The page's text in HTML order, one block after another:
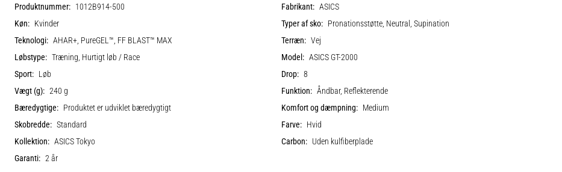
Produktnummer: 1012B914-500 Fabrikant: ASICS
Køn: Kvinder Typer af sko: Pronationsstøtte, Neutral, Supination
Teknologi: AHAR+, PureGEL™, FF BLAST™ MAX Terræn: Vej
Løbstype: Træning, Hurtigt løb / Race Model: ASICS GT-2000
Sport: Løb Drop: 8
Vægt (g): 240 g Funktion: Åndbar, Reflekterende
Bæredygtige: Produktet er udviklet bæredygtigt Komfort og dæmpning: Medium
Skobredde: Standard Farve: Hvid
Kollektion: ASICS Tokyo Carbon: Uden kulfiberplade
Garanti: 2 år